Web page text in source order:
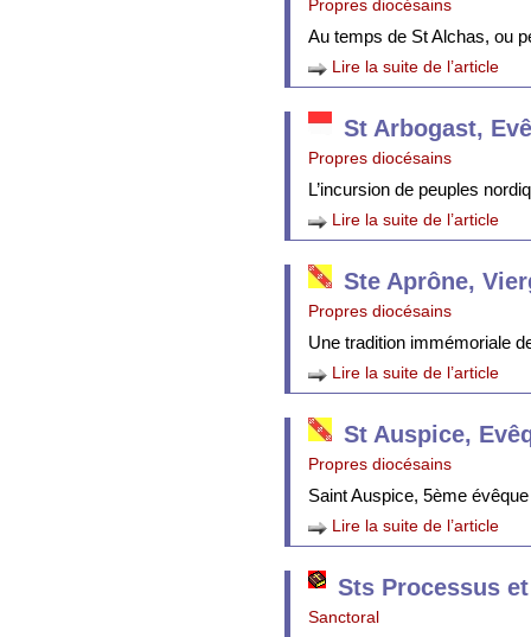
Propres diocésains
Au temps de St Alchas, ou
Lire la suite de l’article
St Arbogast,
Propres diocésains
L’incursion de peuples
Lire la suite de l’article
Ste Aprône,
Propres diocésains
Une tradition immémoriale
Lire la suite de l’article
St Auspice,
Propres diocésains
Saint Auspice, 5ème
Lire la suite de l’article
Sts Processus
Sanctoral